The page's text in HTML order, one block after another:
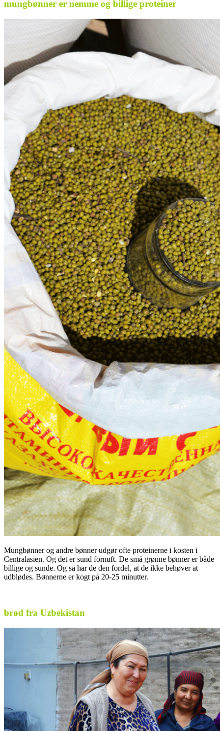
mungbønner er nemme og billige proteiner
Mungbønner og andre bønner udgør ofte proteinerne i kosten i
Centralasien. Og det er sund fornuft. De små grønne bønner er både
billige og sunde. Og så har de den fordel, at de ikke behøver at
udblødes. Bønnerne er kogt på 20-25 minutter.
brød fra Uzbekistan